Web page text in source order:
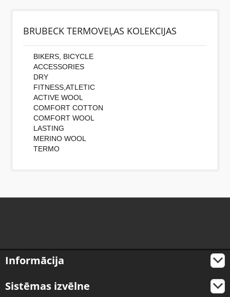
BRUBECK TERMOVEĻAS KOLEKCIJAS
BIKERS, BICYCLE
ACCESSORIES
DRY
FITNESS,ATLETIC
ACTIVE WOOL
COMFORT COTTON
COMFORT WOOL
LASTING
MERINO WOOL
TERMO
Informācija
Sistēmas izvēlne